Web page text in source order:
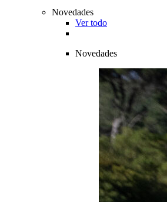
Novedades
Ver todo
Novedades